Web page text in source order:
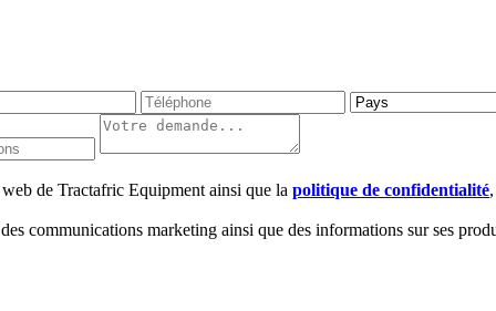
de Tractafric Equipment ainsi que la politique de confidentialité
communications marketing ainsi que des informations sur ses